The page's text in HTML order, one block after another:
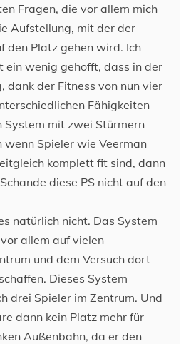
Fragen, die vor allem mich
Aufstellung, mit der der
den Platz gehen wird. Ich
ein wenig gehofft, dass in der
dank der Fitness von nun vier
Fähigkeiten
System mit zwei Stürmern
Spieler wie Veerman
komplett fit sind, dann
diese PS nicht auf den
natürlich nicht. Das System
allem auf vielen
und dem Versuch dort
Dieses System
drei Spieler im Zentrum. Und
dann kein Platz mehr für
Außenbahn, da er den